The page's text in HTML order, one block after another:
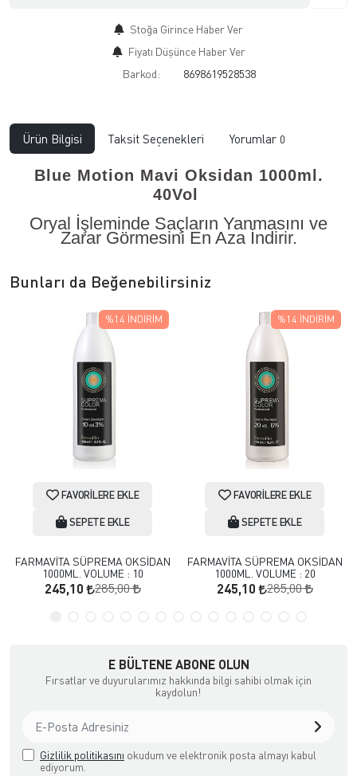
Stoğa Girince Haber Ver
Fiyatı Düşünce Haber Ver
Barkod:
8698619528538
Ürün Bilgisi Taksit Seçenekleri Yorumlar 0
Blue Motion Mavi Oksidan 1000ml.
40Vol
Oryal İşleminde Saçların Yanmasını ve
Zarar Görmesini En Aza İndirir.
Bunları da Beğenebilirsiniz
FAVORILERE EKLE
SEPETE EKLE
FARMAVİTA SÜPREMA OKSİDAN
1000ML. VOLUME : 10
245,10 285,00
%14 İNDIRIM
FAVORILERE EKLE
SEPETE EKLE
FARMAVİTA SÜPREMA OKSİDAN
1000ML. VOLUME : 20
245,10 285,00
%14 İNDIRIM
E BÜLTENE ABONE OLUN
Fırsatlar ve duyurularımız hakkında bilgi sahibi olmak için
kaydolun!
Gizlilik politikasını okudum ve elektronik posta almayı kabul
ediyorum.